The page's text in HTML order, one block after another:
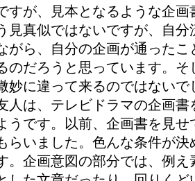
すが、見本となるような企
見真似ではないですが、自
がら、自分の企画が通った
のだろうと思っています。
妙に違って来るのではないで
人は、テレビドラマの企画
うです。以前、企画書を見
らいました。色んな条件が
。企画意図の部分では、例